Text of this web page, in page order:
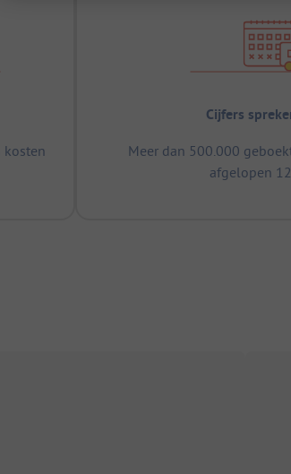
kosten
Cijfers
Meer dan 500.000
afgelopen